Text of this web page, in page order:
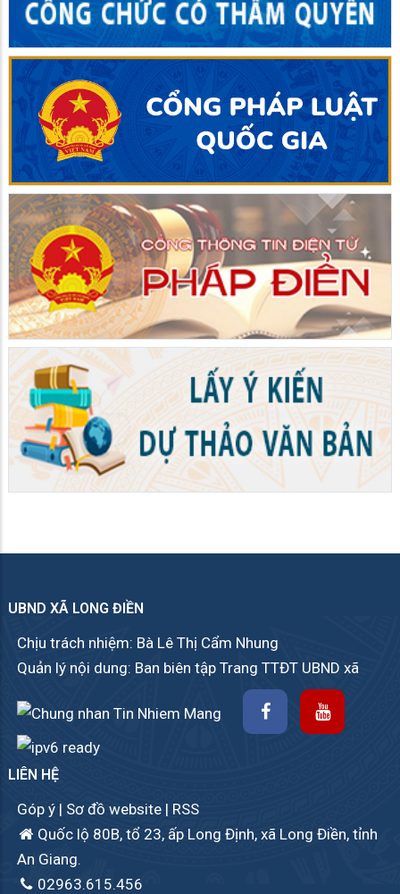
UBND XÃ LONG ĐIỀN
Chịu trách nhiệm: Bà Lê Thị Cẩm Nhung
Quản lý nội dung: Ban biên tập Trang TTĐT UBND xã
LIÊN HỆ
Góp ý | Sơ đồ website | RSS
Quốc lộ 80B, tổ 23, ấp Long Định, xã Long Điền, tỉnh
An Giang.
02963.615.456